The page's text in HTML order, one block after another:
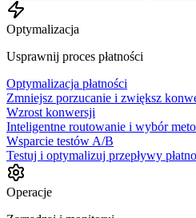
Optymalizacja
Usprawnij proces płatności
Optymalizacja płatności
Zmniejsz porzucanie i zwiększ
Wzrost konwersji
Inteligentne routowanie i wybór
Wsparcie testów A/B
Testuj i optymalizuj przepływy
Operacje